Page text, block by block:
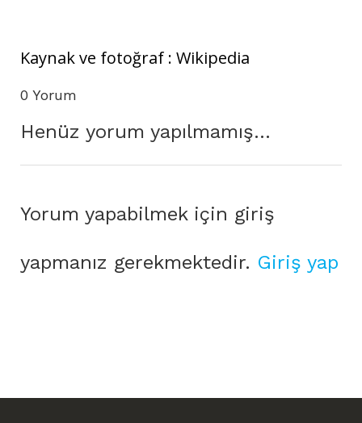
Kaynak ve fotoğraf : Wikipedia
0 Yorum
Henüz yorum yapılmamış...
Yorum yapabilmek için giriş
yapmanız gerekmektedir. Giriş yap